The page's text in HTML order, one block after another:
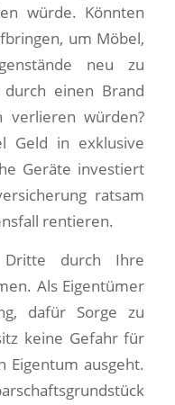
würde. Könnten
um Möbel,
neu zu
einen Brand
verlieren würden?
Geld in exklusive
Geräte investiert
ratsam
rentieren.
Dritte durch Ihre
Als Eigentümer
dafür Sorge zu
keine Gefahr für
Eigentum ausgeht.